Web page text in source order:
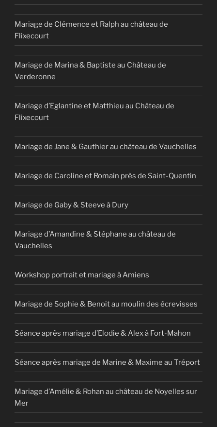
Mariage de Clémence et Ralph au château de
Flixecourt
Mariage de Marina & Baptiste au Château de
Verderonne
Mariage d’Eglantine et Matthieu au Château de
Flixecourt
Mariage de Jane & Gauthier au château de Vauchelles
Mariage de Caroline et Romain près de Saint-Quentin
Mariage de Gaby & Steeve à Dury
Mariage d’Amandine & Stéphane au château de
Vauchelles
Workshop portrait et mariage à Amiens
Mariage de Sophie & Benoit au moulin des écrevisses
Séance après mariage d’Elodie & Alex à Fort-Mahon
Séance après mariage de Marine & Maxime au Tréport
Mariage d’Amélie & Rohan au château de Noyelles sur
Mer